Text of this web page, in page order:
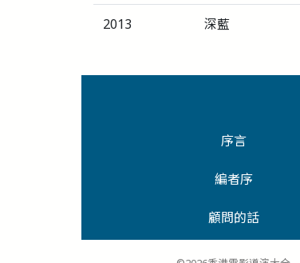
2013 深藍
序言
編者序
顧問的話